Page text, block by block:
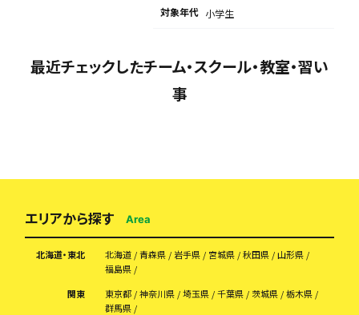
対象年代 小学生
最近チェックしたチーム・スクール・教室・習い
事
エリアから探す Area
北海道・東北 北海道 青森県 岩手県 宮城県 秋田県
山形県
福島県
関東
東京都 神奈川県 埼玉県 千葉県 茨城県
栃木県
群馬県